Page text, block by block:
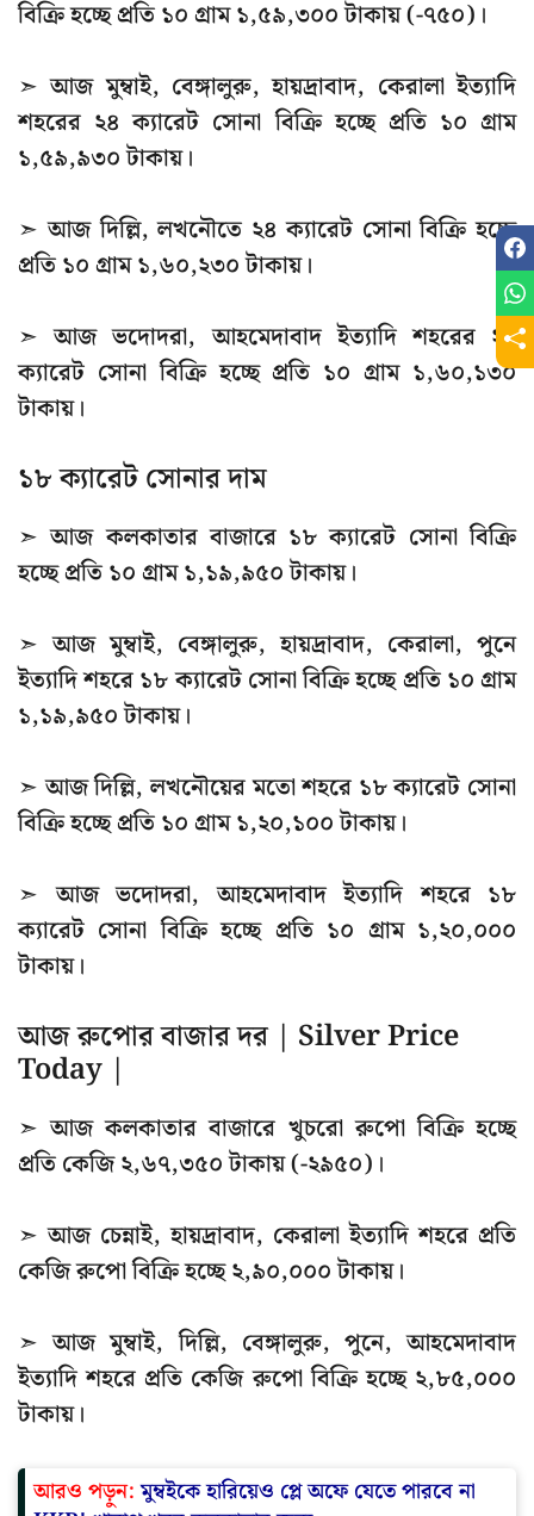
বিক্রি হচ্ছে প্রতি ১০ গ্রাম ১,৫৯,৩০০ টাকায় (-৭৫০)।
➣ আজ মুম্বাই, বেঙ্গালুরু, হায়দ্রাবাদ, কেরালা ইত্যাদি
শহরের ২৪ ক্যারেট সোনা বিক্রি হচ্ছে প্রতি ১০ গ্রাম
১,৫৯,৯৩০ টাকায়।
➣ আজ দিল্লি, লখনৌতে ২৪ ক্যারেট সোনা বিক্রি হচ্ছে
প্রতি ১০ গ্রাম ১,৬০,২৩০ টাকায়।
➣ আজ ভদোদরা, আহমেদাবাদ ইত্যাদি শহরের ২৪
ক্যারেট সোনা বিক্রি হচ্ছে প্রতি ১০ গ্রাম ১,৬০,১৩০
টাকায়।
১৮ ক্যারেট সোনার দাম
➣ আজ কলকাতার বাজারে ১৮ ক্যারেট সোনা বিক্রি
হচ্ছে প্রতি ১০ গ্রাম ১,১৯,৯৫০ টাকায়।
➣ আজ মুম্বাই, বেঙ্গালুরু, হায়দ্রাবাদ, কেরালা, পুনে
ইত্যাদি শহরে ১৮ ক্যারেট সোনা বিক্রি হচ্ছে প্রতি ১০ গ্রাম
১,১৯,৯৫০ টাকায়।
➣ আজ দিল্লি, লখনৌয়ের মতো শহরে ১৮ ক্যারেট সোনা
বিক্রি হচ্ছে প্রতি ১০ গ্রাম ১,২০,১০০ টাকায়।
➣ আজ ভদোদরা, আহমেদাবাদ ইত্যাদি শহরে ১৮
ক্যারেট সোনা বিক্রি হচ্ছে প্রতি ১০ গ্রাম ১,২০,০০০
টাকায়।
আজ রুপোর বাজার দর | Silver Price
Today |
➣ আজ কলকাতার বাজারে খুচরো রুপো বিক্রি হচ্ছে
প্রতি কেজি ২,৬৭,৩৫০ টাকায় (-২৯৫০)।
➣ আজ চেন্নাই, হায়দ্রাবাদ, কেরালা ইত্যাদি শহরে প্রতি
কেজি রুপো বিক্রি হচ্ছে ২,৯০,০০০ টাকায়।
➣ আজ মুম্বাই, দিল্লি, বেঙ্গালুরু, পুনে, আহমেদাবাদ
ইত্যাদি শহরে প্রতি কেজি রুপো বিক্রি হচ্ছে ২,৮৫,০০০
টাকায়।
আরও পড়ুন:মুম্বইকে হারিয়েও প্লে অফে যেতে পারবে না